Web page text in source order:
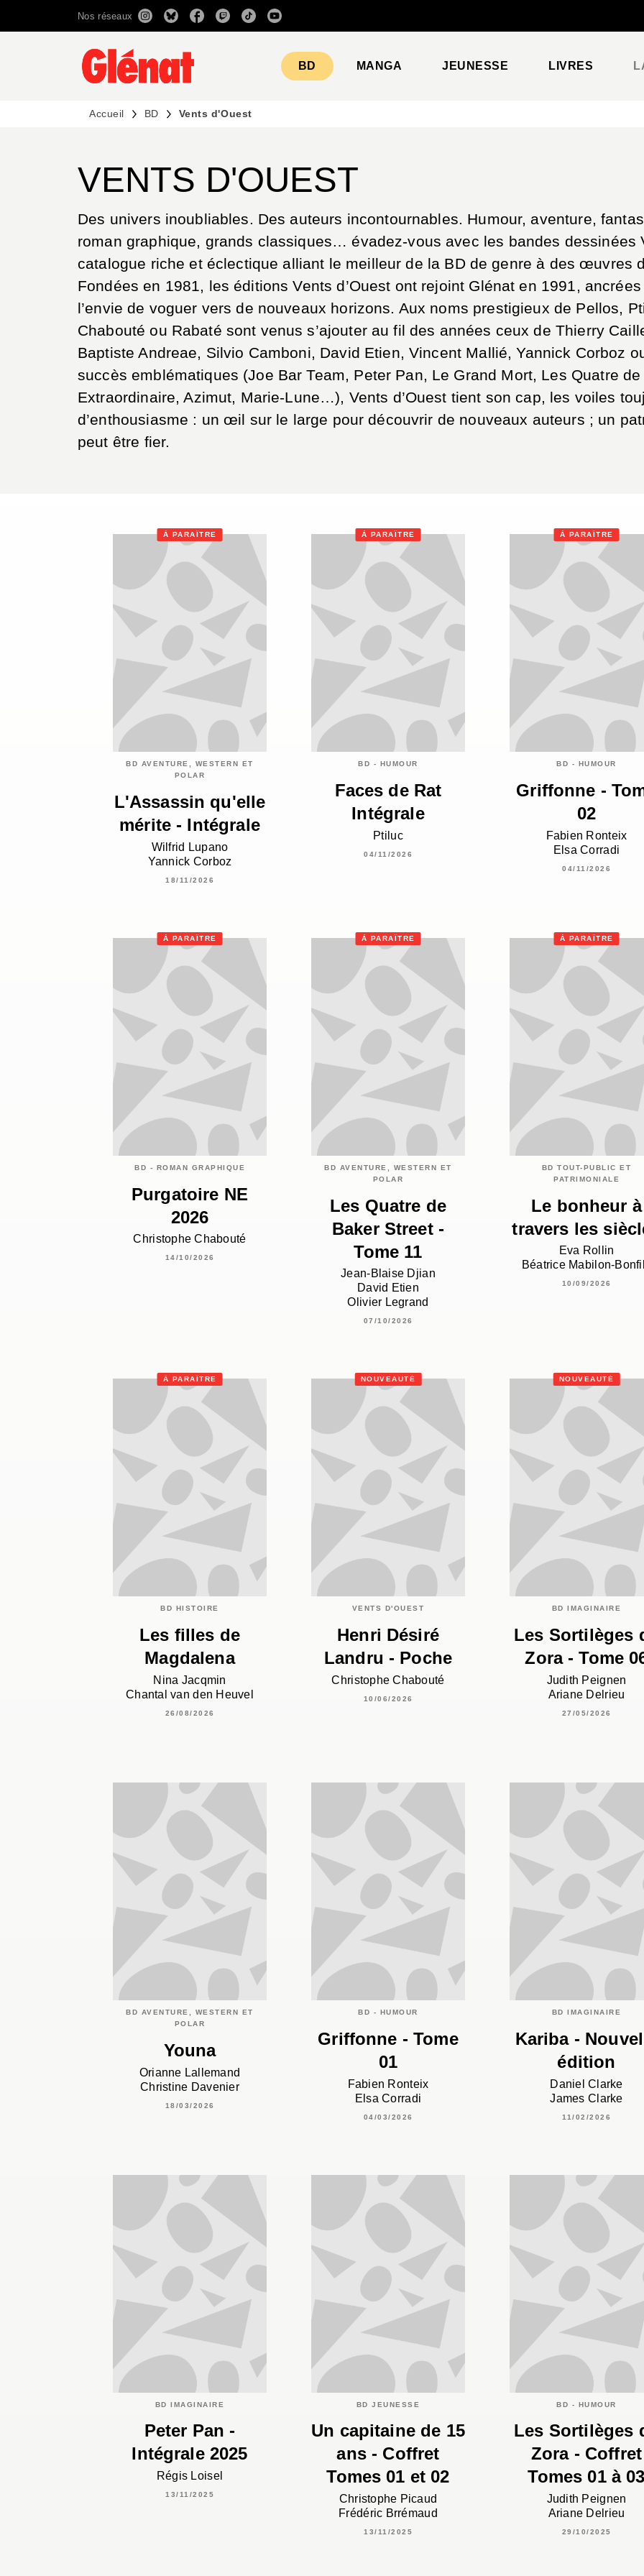
RECHERCHE CONTENU
Nos réseaux
BD MANGA JEUNESSE LIVRES
Accueil BD Vents d'Ouest
VENTS D'OUEST
Des univers inoubliables. Des auteurs incontournables. Humour, aventure,
roman graphique, grands classiques… évadez-vous avec les bandes dessinées
catalogue riche et éclectique alliant le meilleur de la BD de genre à des œuvres
Fondées en 1981, les éditions Vents d’Ouest ont rejoint Glénat en 1991,
l’envie de voguer vers de nouveaux horizons. Aux noms prestigieux de Pellos,
Chabouté ou Rabaté sont venus s’ajouter au fil des années ceux de Thierry
Baptiste Andreae, Silvio Camboni, David Etien, Vincent Mallié, Yannick Corboz
succès emblématiques (Joe Bar Team, Peter Pan, Le Grand Mort, Les Quatre
Extraordinaire, Azimut, Marie-Lune…), Vents d’Ouest tient son cap, les voiles
d’enthousiasme : un œil sur le large pour découvrir de nouveaux auteurs ; un
peut être fier.
À PARAÎTRE
BD AVENTURE, WESTERN ET
POLAR
L'Assassin qu'elle
mérite - Intégrale
Wilfrid Lupano
Yannick Corboz
18/11/2026
À PARAÎTRE
BD - HUMOUR
Faces de Rat
Intégrale
Ptiluc
04/11/2026
À PARAÎTRE
BD - HUMOUR
Griffonne -
02
Fabien Ronteix
Elsa Corradi
04/11/2026
À PARAÎTRE
BD - ROMAN GRAPHIQUE
Purgatoire NE
2026
Christophe Chabouté
14/10/2026
À PARAÎTRE
BD AVENTURE, WESTERN ET
POLAR
Les Quatre de
Baker Street -
Tome 11
Jean-Blaise Djian
David Etien
Olivier Legrand
07/10/2026
À PARAÎTRE
BD TOUT-PUBLIC ET
PATRIMONIALE
Le bonheur à
travers les
Eva Rollin
Béatrice Mabilon-
10/09/2026
À PARAÎTRE
BD HISTOIRE
Les filles de
Magdalena
Nina Jacqmin
Chantal van den Heuvel
26/08/2026
NOUVEAUTÉ
VENTS D'OUEST
Henri Désiré
Landru - Poche
Christophe Chabouté
10/06/2026
NOUVEAUTÉ
BD IMAGINAIRE
Les Sortilèges
Zora - Tome
Judith Peignen
Ariane Delrieu
27/05/2026
BD AVENTURE, WESTERN ET
POLAR
Youna
Orianne Lallemand
Christine Davenier
18/03/2026
BD - HUMOUR
Griffonne - Tome
01
Fabien Ronteix
Elsa Corradi
04/03/2026
BD IMAGINAIRE
Kariba -
édition
Daniel Clarke
James Clarke
11/02/2026
BD IMAGINAIRE
Peter Pan -
Intégrale 2025
Régis Loisel
13/11/2025
BD JEUNESSE
Un capitaine de 15
ans - Coffret
Tomes 01 et 02
Christophe Picaud
Frédéric Brrémaud
13/11/2025
BD - HUMOUR
Les Sortilèges
Zora - Coffret
Tomes 01 à 03
Judith Peignen
Ariane Delrieu
29/10/2025